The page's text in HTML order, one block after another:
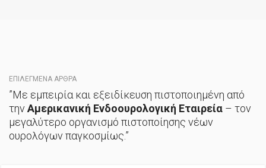
ΕΠΙΛΕΓΜΕΝΑ ΑΡΘΡΑ
”Με εμπειρία και εξειδίκευση πιστοποιημένη από
τηνΑμερικανική Ενδοουρολογική Εταιρεία – τον
μεγαλύτερο οργανισμό πιστοποίησης νέων
ουρολόγων παγκοσμίως.”